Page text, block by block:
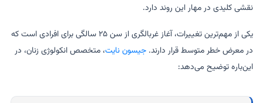
نقشی کلیدی در مهار این روند دارد.
یکی از مهم‌ترین تغییرات، آغاز غربالگری از سن ۲۵ سالگی برای افرادی است که
در معرض خطر متوسط قرار دارند.جیسون نایت، متخصص انکولوژی زنان، در
این‌باره توضیح می‌دهد: